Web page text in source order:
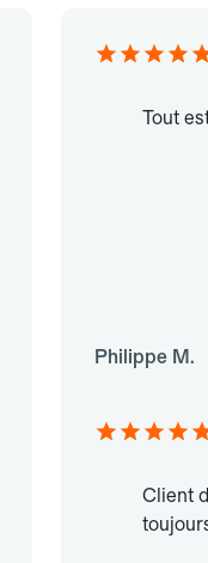
Tout
Philippe M.
Client